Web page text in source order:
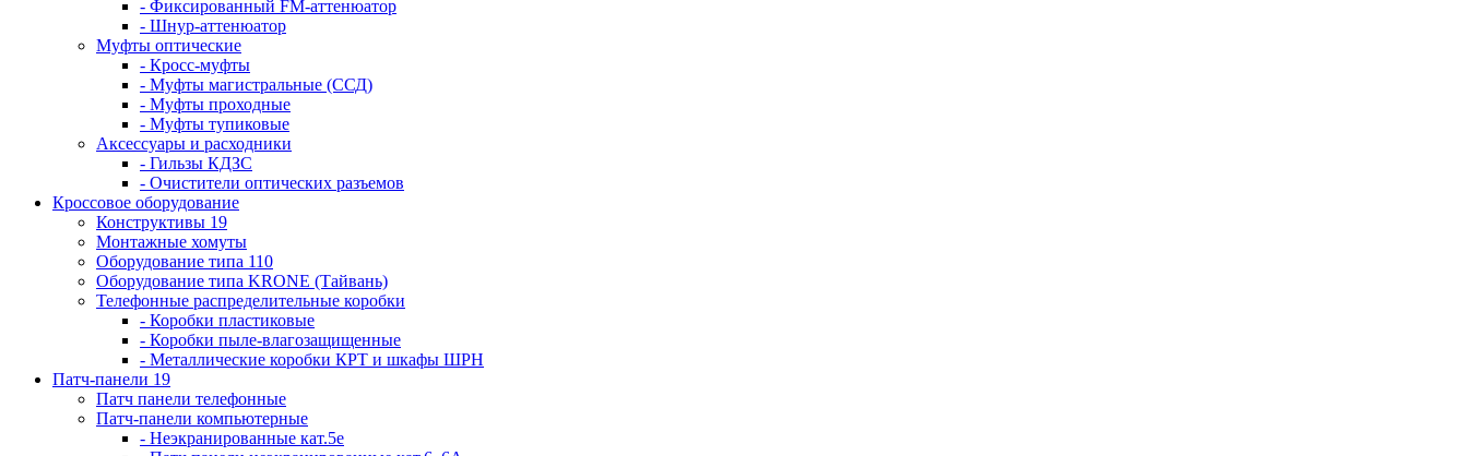
- Фиксированный FM-аттенюатор
- Шнур-аттенюатор
Муфты оптические
- Кросс-муфты
- Муфты магистральные (ССД)
- Муфты проходные
- Муфты тупиковые
Аксессуары и расходники
- Гильзы КДЗС
- Очистители оптических разъемов
Кроссовое оборудование
Конструктивы 19
Монтажные хомуты
Оборудование типа 110
Оборудование типа KRONE (Тайвань)
Телефонные распределительные коробки
- Коробки пластиковые
- Коробки пыле-влагозащищенные
- Металлические коробки КРТ и шкафы ШРН
Патч-панели 19
Патч панели телефонные
Патч-панели компьютерные
- Неэкранированные кат.5е